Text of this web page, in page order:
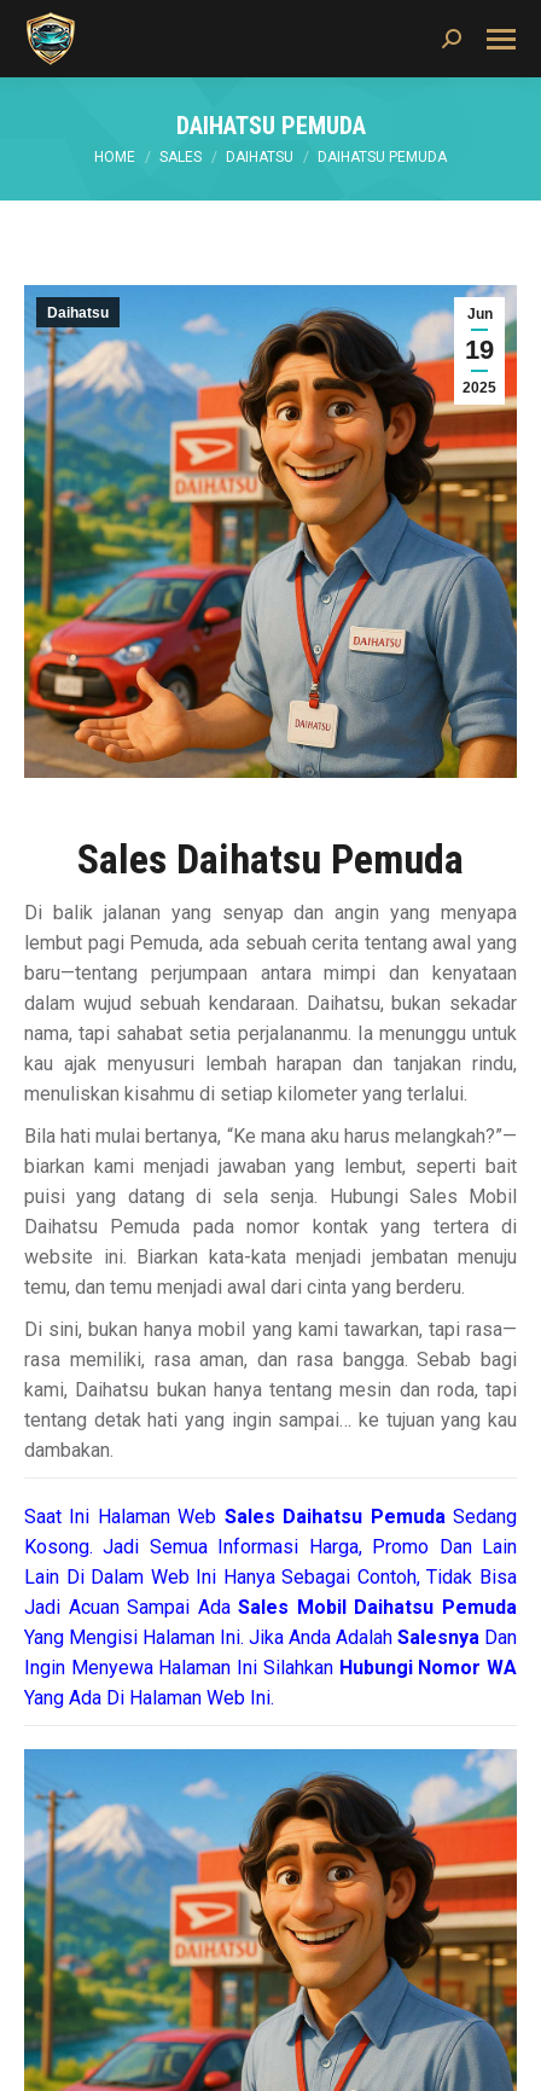
Search:
DAIHATSU PEMUDA
You are here:
HOME SALES DAIHATSU DAIHATSU PEMUDA
Jun
19
2025
Daihatsu
Sales Daihatsu Pemuda
Di balik jalanan yang senyap dan angin yang menyapa
lembut pagi Pemuda, ada sebuah cerita tentang awal yang
baru—tentang perjumpaan antara mimpi dan kenyataan
dalam wujud sebuah kendaraan. Daihatsu, bukan sekadar
nama, tapi sahabat setia perjalananmu. Ia menunggu untuk
kau ajak menyusuri lembah harapan dan tanjakan rindu,
menuliskan kisahmu di setiap kilometer yang terlalui.
Bila hati mulai bertanya, “Ke mana aku harus melangkah?”—
biarkan kami menjadi jawaban yang lembut, seperti bait
puisi yang datang di sela senja. Hubungi Sales Mobil
Daihatsu Pemuda pada nomor kontak yang tertera di
website ini. Biarkan kata-kata menjadi jembatan menuju
temu, dan temu menjadi awal dari cinta yang berderu.
Di sini, bukan hanya mobil yang kami tawarkan, tapi rasa—
rasa memiliki, rasa aman, dan rasa bangga. Sebab bagi
kami, Daihatsu bukan hanya tentang mesin dan roda, tapi
tentang detak hati yang ingin sampai… ke tujuan yang kau
dambakan.
Saat Ini Halaman Web Sales Daihatsu PemudaSedang
Kosong. Jadi Semua Informasi Harga, Promo Dan Lain
Lain Di Dalam Web Ini Hanya Sebagai Contoh, Tidak Bisa
Jadi Acuan Sampai AdaSales Mobil Daihatsu Pemuda
Yang Mengisi Halaman Ini. Jika Anda Adalah Salesnya Dan
Ingin Menyewa Halaman Ini Silahkan Hubungi Nomor WA
Yang Ada Di Halaman Web Ini.